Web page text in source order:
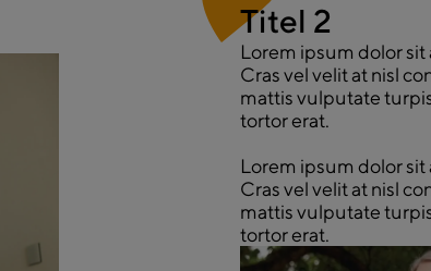
Titel 2
Lorem ipsum dolor
Cras vel velit at nisl
mattis vulputate
tortor erat.
Lorem ipsum dolor
Cras vel velit at nisl
mattis vulputate
tortor erat.